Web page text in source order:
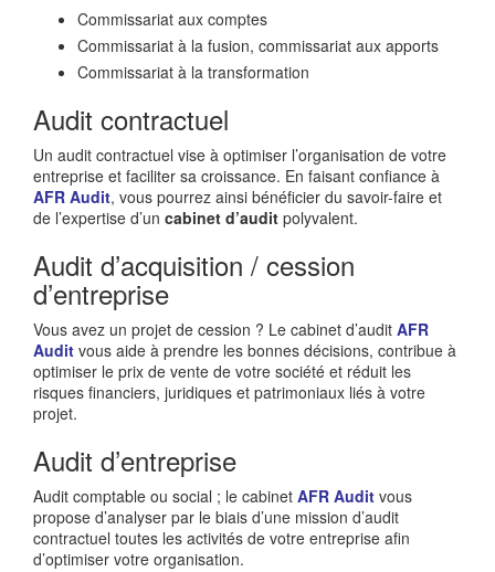
Commissariat aux comptes
Commissariat à la fusion, commissariat aux apports
Commissariat à la transformation
Audit contractuel
Un audit contractuel vise à optimiser l’organisation de votre
entreprise et faciliter sa croissance. En faisant confiance à
AFR Audit, vous pourrez ainsi bénéficier du savoir-faire et
de l’expertise d’un cabinet d’audit polyvalent.
Audit d’acquisition / cession
d’entreprise
Vous avez un projet de cession ? Le cabinet d’audit AFR
Audit vous aide à prendre les bonnes décisions, contribue à
optimiser le prix de vente de votre société et réduit les
risques financiers, juridiques et patrimoniaux liés à votre
projet.
Audit d’entreprise
Audit comptable ou social ; le cabinet AFR Audit vous
propose d’analyser par le biais d’une mission d’audit
contractuel toutes les activités de votre entreprise afin
d’optimiser votre organisation.